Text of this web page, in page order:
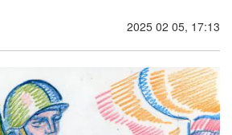
2025 02 05, 17:13